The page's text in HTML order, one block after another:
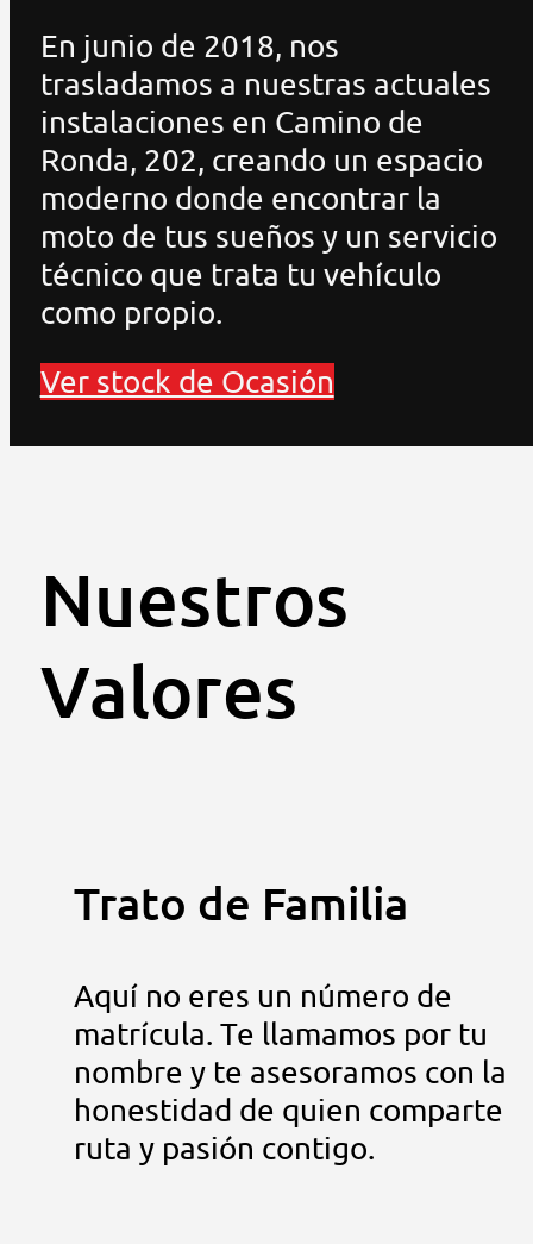
En junio de 2018, nos
trasladamos a nuestras actuales
instalaciones en Camino de
Ronda, 202, creando un espacio
moderno donde encontrar la
moto de tus sueños y un servicio
técnico que trata tu vehículo
como propio.
Ver stock de Ocasión
Nuestros
Valores
Trato de Familia
Aquí no eres un número de
matrícula. Te llamamos por tu
nombre y te asesoramos con la
honestidad de quien comparte
ruta y pasión contigo.